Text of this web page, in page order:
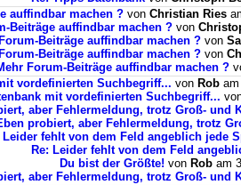
auffindbar machen ? von Christian Ries
Beiträge auffindbar machen ? von
Beiträge auffindbar machen ? von
Beiträge auffindbar machen ? von
Forum-Beiträge auffindbar machen ?
vordefinierten Suchbegriff... von Rob
mit vordefinierten Suchbegriff...
aber Fehlermeldung, trotz Groß- und
probiert, aber Fehlermeldung, trotz
Leider fehlt von dem Feld angeblich jede
Re: Leider fehlt von dem Feld
Du bist der Größte! von Rob am
aber Fehlermeldung, trotz Groß- und